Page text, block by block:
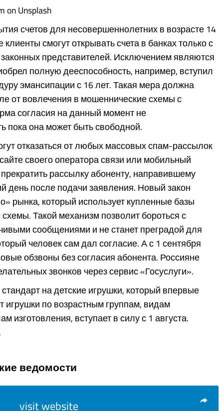
on Unsplash
счетов для несовершеннолетних в возрасте 14
клиенты смогут открывать счета в банках только с
представителей. Исключением являются
полную дееспособность, например, вступил
эмансипации с 16 лет. Такая мера должна
от вовлечения в мошеннические схемы с
согласия на данный момент не
пока она может быть свободной.
отказаться от любых массовых спам-рассылок
своего оператора связи или мобильный
рассылку абоненту, направившему
день после подачи заявления. Новый закон
рынка, который использует купленные базы
Такой механизм позволит бороться с
сообщениями и не станет преградой для
человек сам дал согласие. А с 1 сентября
обзвоны без согласия абонента. Россияне
звонков через сервис «Госуслуги».
на детские игрушки, который впервые
игрушки по возрастным группам, видам
изготовления, вступает в силу с 1 августа.
ведомости
visit website